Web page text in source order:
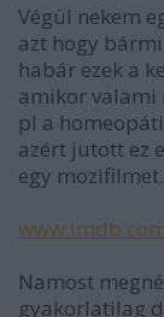
Végül nekem
azt hogy
habár ezek a
amikor valami
pl a
azért jutott ez
egy mozifilmet.
Namost
gyakorlatilag